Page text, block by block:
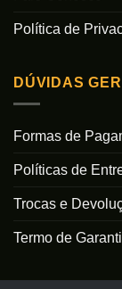
Política de
DÚVIDAS
Formas de
Políticas de
Trocas e
Termo de